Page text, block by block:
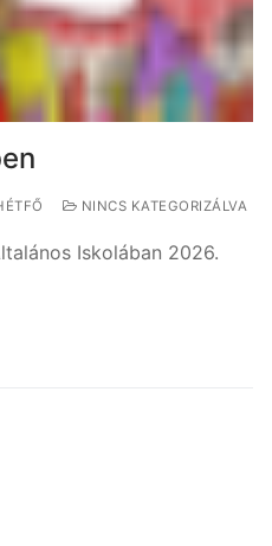
NINCS KATEGORIZÁLVA
Iskolában 2026.